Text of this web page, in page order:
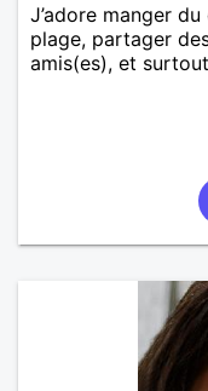
J’adore manger
plage, partager
amis(es), et